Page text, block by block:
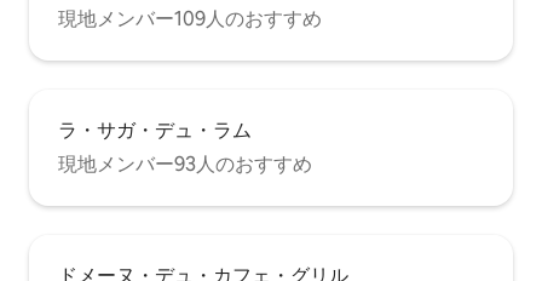
現地メンバー109人のおすすめ
ラ・サガ・デュ・ラム
現地メンバー93人のおすすめ
ドメーヌ・デュ・カフェ・グリル